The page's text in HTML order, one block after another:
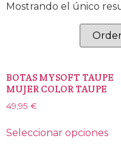
Mostrando el único
BOTAS MYSOFT TAUPE
MUJER COLOR TAUPE
49,95 €
Seleccionar opciones